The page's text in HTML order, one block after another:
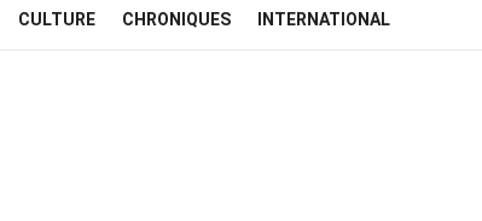
CULTURE CHRONIQUES INTERNATIONAL